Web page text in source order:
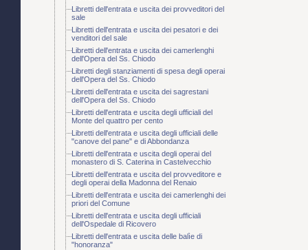
Libretti dell'entrata e uscita dei provveditori del
sale
Libretti dell'entrata e uscita dei pesatori e dei
venditori del sale
Libretti dell'entrata e uscita dei camerlenghi
dell'Opera del Ss. Chiodo
Libretti degli stanziamenti di spesa degli operai
dell'Opera del Ss. Chiodo
Libretti dell'entrata e uscita dei sagrestani
dell'Opera del Ss. Chiodo
Libretti dell'entrata e uscita degli ufficiali del
Monte del quattro per cento
Libretti dell'entrata e uscita degli ufficiali delle
"canove del pane" e di Abbondanza
Libretti dell'entrata e uscita degli operai del
monastero di S. Caterina in Castelvecchio
Libretti dell'entrata e uscita del provveditore e
degli operai della Madonna del Renaio
Libretti dell'entrata e uscita dei camerlenghi dei
priori del Comune
Libretti dell'entrata e uscita degli ufficiali
dell'Ospedale di Ricovero
Libretti dell'entrata e uscita delle balìe di
"honoranza"